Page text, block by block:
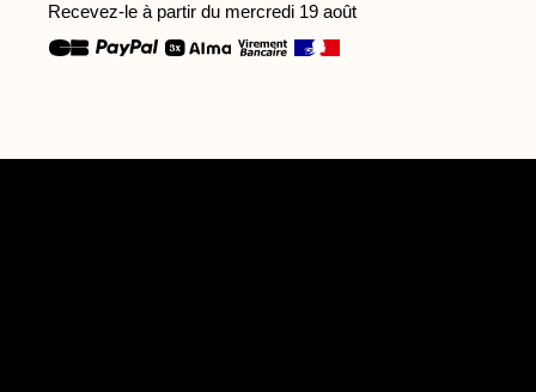
Recevez-le à partir du mercredi 19 août